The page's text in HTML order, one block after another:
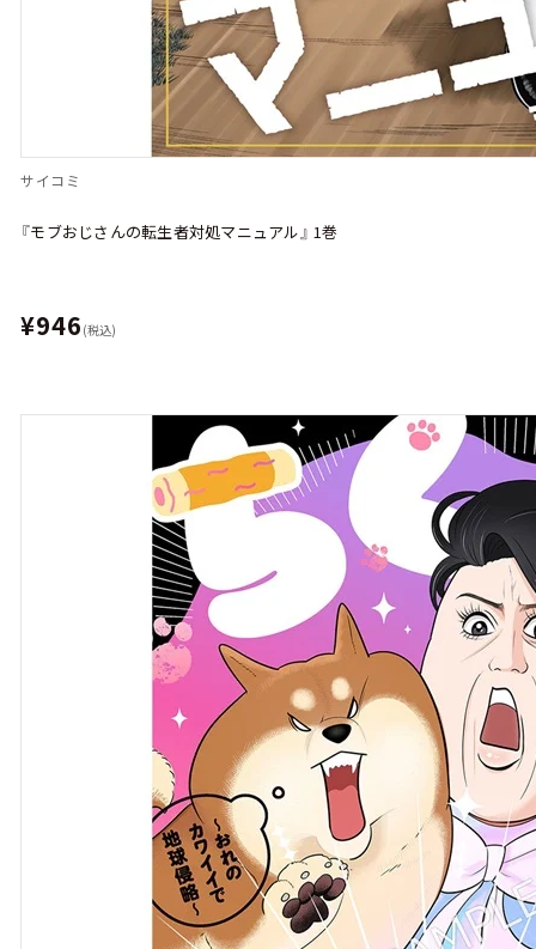
サイコミ
『モブおじさんの転生者対処マニュアル』 1巻
¥946 (税込)